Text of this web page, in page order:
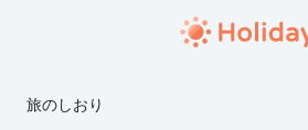
旅のしおり